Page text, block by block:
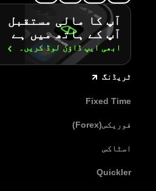
آپ کا مالی مستقبل
آپ کے ہاتھ میں ہے
ابھی ایپ ڈاؤن لوڈکریں۔
ٹریڈنگ
Fixed Time
فوریکس(Forex)
اسٹاکس
Quickler